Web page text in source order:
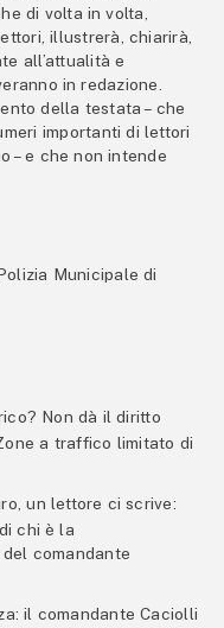
di volta in volta,
illustrerà, chiarirà,
all’attualità e
in redazione.
della testata – che
importanti di lettori
– e che non intende
Municipale di
Non dà il diritto
a traffico limitato di
un lettore ci scrive:
chi è la
comandante
il comandante Caciolli